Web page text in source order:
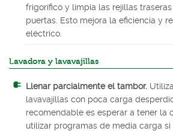
frigorífico y limpia las rejillas
puertas. Esto mejora la eficiencia y
eléctrico.
Lavadora y lavavajillas
Llenar parcialmente el tambor.
lavavajillas con poca carga
recomendable es esperar a tener la
utilizar programas de media carga